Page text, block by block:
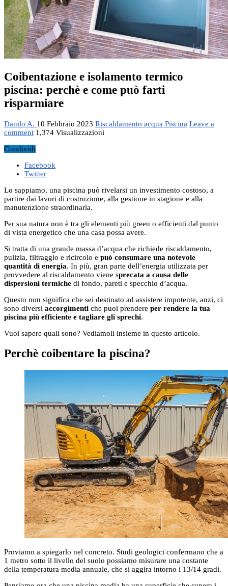
Coibentazione e isolamento termico
piscina: perchè e come può farti
risparmiare
Danilo A. 10 Febbraio 2023 Riscaldamento acqua Piscina Leave a
comment 1,374 Visualizzazioni
Condividi
Facebook
Twitter
Lo sappiamo, una piscina può rivelarsi un investimento costoso, a
partire dai lavori di costruzione, alla gestione in stagione e alla
manutenzione straordinaria.
Per sua natura non è tra gli elementi più green o efficienti dal punto
di vista energetico che una casa possa avere.
Si tratta di una grande massa d’acqua che richiede riscaldamento,
pulizia, filtraggio e ricircolo e può consumare una notevole
quantità di energia. In più, gran parte dell’energia utilizzata per
provvedere al riscaldamento viene sprecata a causa delle
dispersioni termiche di fondo, pareti e specchio d’acqua.
Questo non significa che sei destinato ad assistere impotente, anzi, ci
sono diversi accorgimenti che puoi prendere per rendere la tua
piscina più efficiente e tagliare gli sprechi.
Vuoi sapere quali sono? Vediamoli insieme in questo articolo.
Perchè coibentare la piscina?
Proviamo a spiegarlo nel concreto. Studi geologici confermano che a
1 metro sotto il livello del suolo possiamo misurare una costante
della temperatura media annuale, che si aggira intorno i 13/14 gradi.